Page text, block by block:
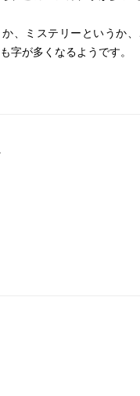
、ミステリーというか
字が多くなるようです。